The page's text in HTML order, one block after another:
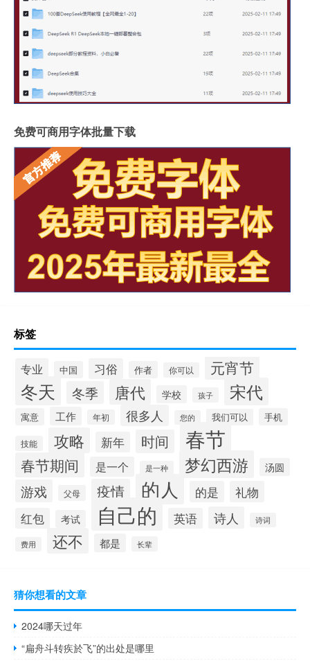
免费可商用字体批量下载
标签
专业 中国 习俗 作者 你可以 元宵节
冬天 冬季 唐代 学校 孩子 宋代
寓意 工作 年初 很多人 您的 我们可以 手机
技能 攻略 新年 时间 春节
春节期间 是一个 是一种 梦幻西游 汤圆
游戏 父母 疫情 的人 的是 礼物
红包 考试 自己的 英语 诗人 诗词
费用 还不 都是 长辈
猜你想看的文章
2024哪天过年
“扁舟斗转疾於飞”的出处是哪里